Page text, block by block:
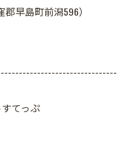
早島町前潟596）
てっぷ